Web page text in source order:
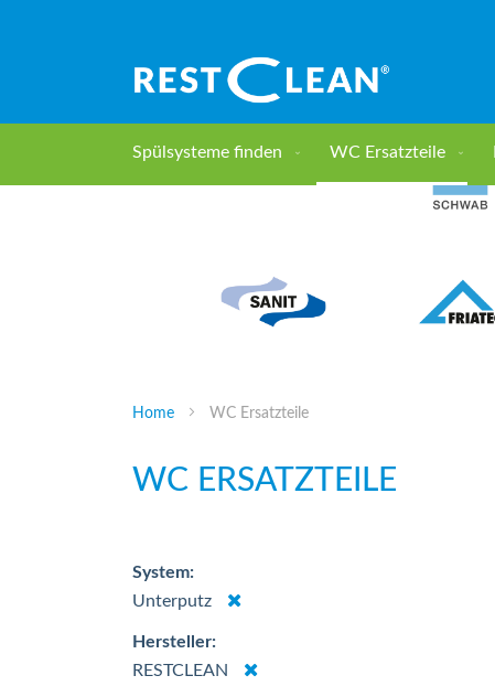
Inhalt
Spülsysteme finden WC Ersatzteile
Home WC Ersatzteile
WC ERSATZTEILE
System
Unterputz
Dies
Hersteller
RESTCLEAN
Dies